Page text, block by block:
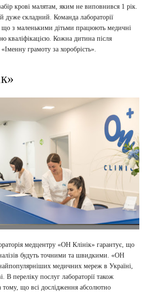
крові малятам, яким не виповнився 1 рік.
дуже складний. Команда лабораторії
з маленькими дітьми працюють медичні
кваліфікацією. Кожна дитина після
грамоту за хоробрість».
медцентру «ОН Клінік» гарантує, що
будуть точними та швидкими. «ОН
медичних мереж в Україні,
В переліку послуг лабораторії також
тому, що всі дослідження абсолютно